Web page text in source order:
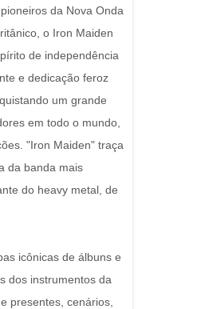
da Nova Onda
o Iron Maiden
de independência
e dedicação feroz
um grande
em todo o mundo,
"Iron Maiden" traça
da banda mais
do heavy metal, de
icônicas de álbuns e
dos instrumentos da
presentes, cenários,